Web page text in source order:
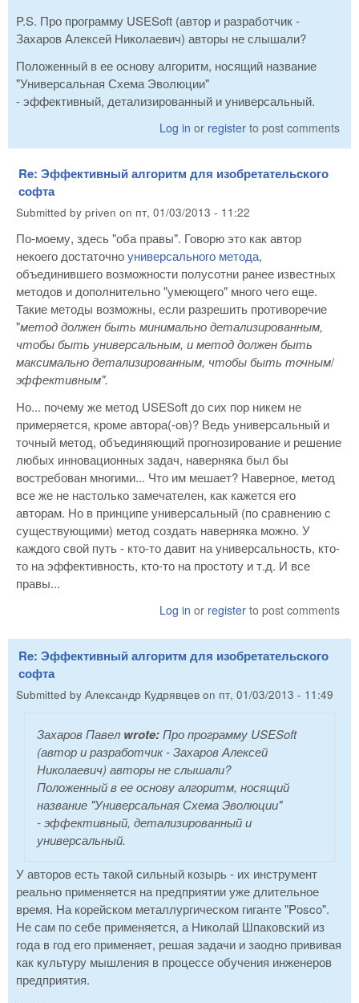
P.S. Про программу USESoft (автор и разработчик -
Захаров Алексей Николаевич) авторы не слышали?
Положенный в ее основу алгоритм, носящий название
"Универсальная Схема Эволюции"
- эффективный, детализированный и универсальный.
Log in or register to post comments
Re: Эффективный алгоритм для изобретательского
софта
Submitted by priven on пт, 01/03/2013 - 11:22
По-моему, здесь "оба правы". Говорю это как автор
некоего достаточноуниверсального метода,
объединившего возможности полусотни ранее известных
методов и дополнительно "умеющего" много чего еще.
Такие методы возможны, если разрешить противоречие
"метод должен быть минимально детализированным,
чтобы быть универсальным, и метод должен быть
максимально детализированным, чтобы быть точным/
эффективным".
Но... почему же метод USESoft до сих пор никем не
примеряется, кроме автора(-ов)? Ведь универсальный и
точный метод, объединяющий прогнозирование и решение
любых инновационных задач, наверняка был бы
востребован многими... Что им мешает? Наверное, метод
все же не настолько замечателен, как кажется его
авторам. Но в принципе универсальный (по сравнению с
существующими) метод создать наверняка можно. У
каждого свой путь - кто-то давит на универсальность, кто-
то на эффективность, кто-то на простоту и т.д. И все
правы...
Log in or register to post comments
Re: Эффективный алгоритм для изобретательского
софта
Submitted by Александр Кудрявцев on пт, 01/03/2013 - 11:49
Захаров Павел wrote:Про программу USESoft
(автор и разработчик - Захаров Алексей
Николаевич) авторы не слышали?
Положенный в ее основу алгоритм, носящий
название "Универсальная Схема Эволюции"
- эффективный, детализированный и
универсальный.
У авторов есть такой сильный козырь - их инструмент
реально применяется на предприятии уже длительное
время. На корейском металлургическом гиганте "Posco".
Не сам по себе применяется, а Николай Шпаковский из
года в год его применяет, решая задачи и заодно прививая
как культуру мышления в процессе обучения инженеров
предприятия.